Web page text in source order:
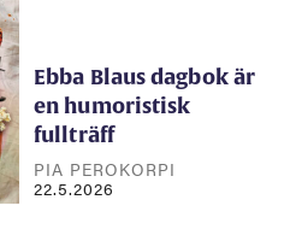
Ebba Blaus dagbok är
en humoristisk
fullträff
PIA PEROKORPI
22.5.2026